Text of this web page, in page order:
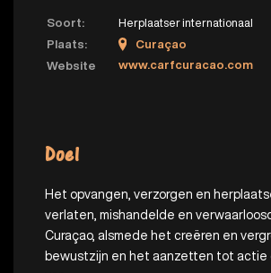
Soort:
Herplaatser internationaal
Plaats:
Curaçao
Website
www.carfcuracao.com
Doel
Het opvangen, verzorgen en
verlaten, mishandelde en
Curaçao, alsmede het creëren en
bewustzijn en het aanzetten tot actie